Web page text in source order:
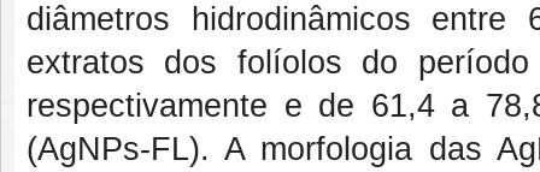
diâmetros hidrodinâmicos
extratos dos folíolos do
respectivamente e de 61,4 a
(AgNPs-FL). A morfologia das